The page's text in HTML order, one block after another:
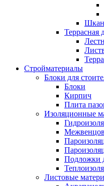
Террасная
Стройматериалы
Блоки для
Блоки
Кирпич
Плита
Изоляционные
Подложки
Листовые